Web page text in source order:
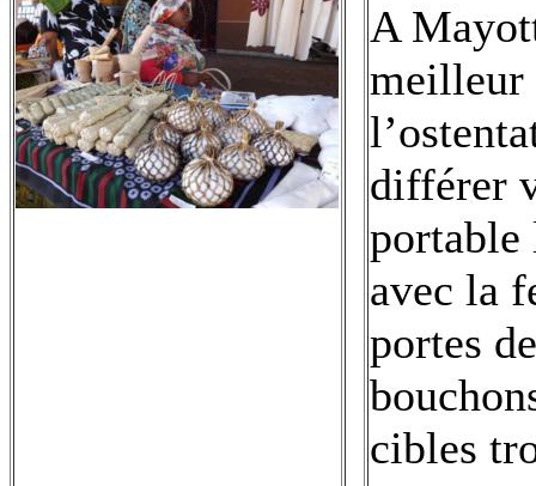
A
meilleur
différer
portable
avec la
portes
cibles